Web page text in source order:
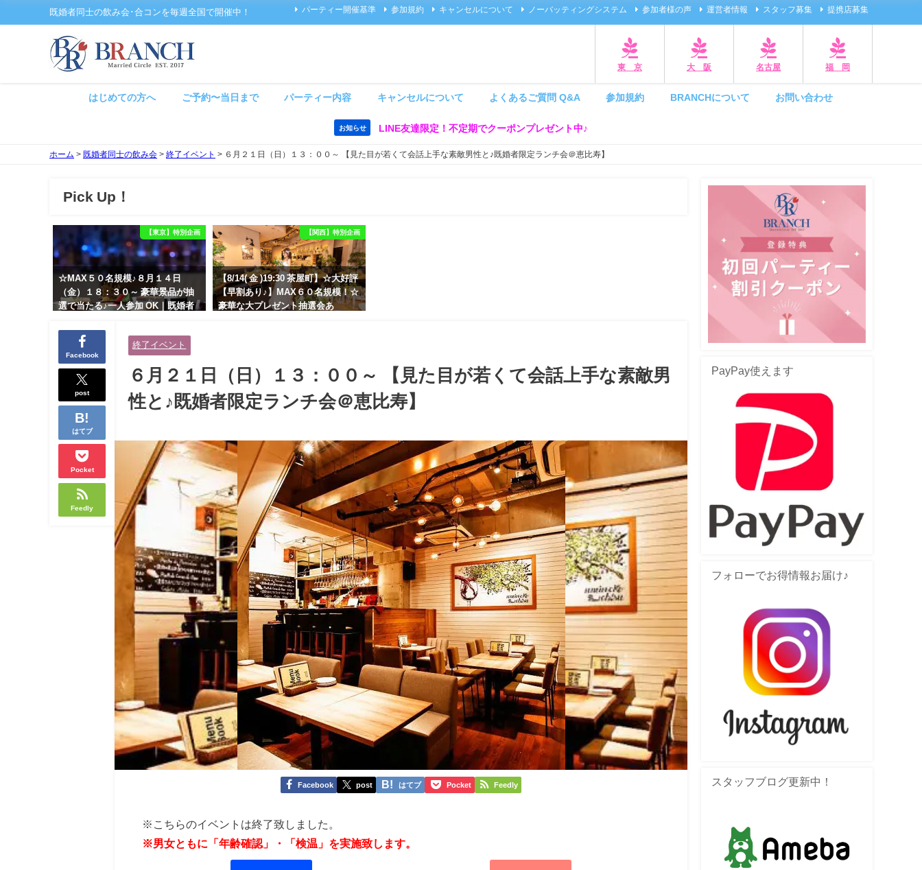
既婚者同士の飲み会･合コンを毎週全国で開催中！ パーティー開催基準 参加規約 キャンセルについて ノーバッティングシステム 参加者様の声 運営者情報 スタッフ募集 提携店募集
東 京 大 阪 名古屋 福 岡
はじめての方へ ご予約〜当日まで パーティー内容 キャンセルについて よくあるご質問 Q&A 参加規約 BRANCHについて お問い合わせ
お知らせ LINE友達限定！不定期でクーポンプレゼント中♪
ホーム > 既婚者同士の飲み会 > 終了イベント > ６月２１日（日）１３：００～ 【見た目が若くて会話上手な素敵男性と♪既婚者限定ランチ会＠恵比寿】
Pick Up！
【東京】特別企画
☆MAX５０名規模♪８月１４日
（金）１８：３０～ 豪華景品が抽
選で当たる♪一人参加 OK｜既婚者
余裕のある健康的なオシャレ男性
と美容好きで優しさのある大人女
性の既婚者限定ビッグパーティー♪
＠池袋】
【関西】特別企画
【8/14( 金 )19:30 茶屋町】☆大好評
【早割あり♪】MAX６０名規模！☆
豪華な大プレゼント抽選会あ
Facebook
post
はてブ
Pocket
Feedly
終了イベント
６月２１日（日）１３：００～ 【見た目が若くて会話上手な素敵男
性と♪既婚者限定ランチ会＠恵比寿】
Facebook post はてブ Pocket Feedly
※こちらのイベントは終了致しました。
※男女ともに「年齢確認」・「検温」を実施致します。
PayPay使えます
フォローでお得情報お届け♪
スタッフブログ更新中！